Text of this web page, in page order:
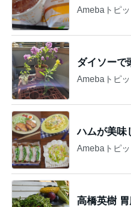
Amebaトピッ
ダイソーで
Amebaトピッ
ハムが美味
Amebaトピッ
高橋英樹